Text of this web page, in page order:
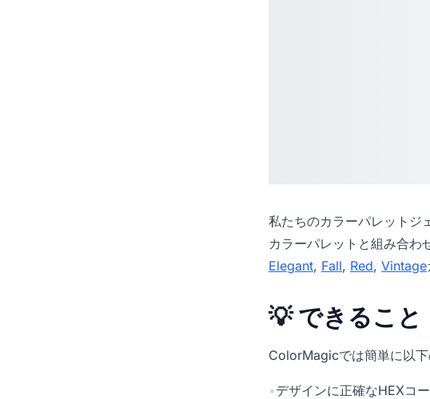
私たちのカラーパレットジ
カラーパレットと組み合わ
Elegant, Fall, Red, Vintage
💡 できること
ColorMagicでは簡単に以下
•デザインに正確なHEXコ